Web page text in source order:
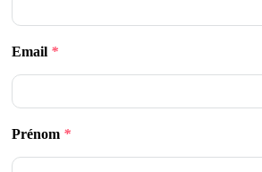
Email *
Prénom *